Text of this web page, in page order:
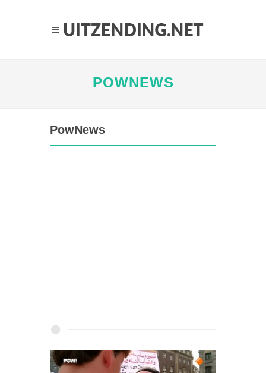
POWNEWS
PowNews